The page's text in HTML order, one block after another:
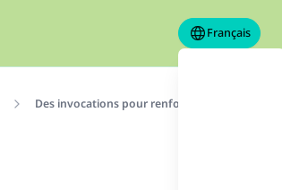
Français
Des invocations pour renforcer la foi et se